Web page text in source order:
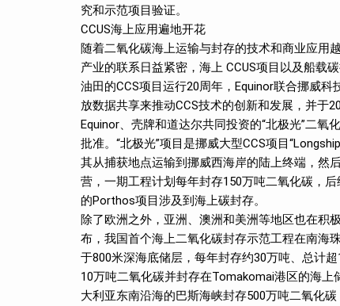
究和示范项目验证。
CCUS海上应用遍地开花
随着二氧化碳海上运输与封存的技术和商业应用
产业的联系日益紧密，海上 CCUS项目以及船载
油田的CCS项目运行20周年，Equinor联合挪威
放数据共享来推动CCS技术的创新和发展，并于
Equinor、壳牌和道达尔共同投资的“北极光”二
批准。“北极光”项目是挪威大型CCS项目
其从捕获地点运输到挪威西海岸的陆上终端，然
营，一期工程计划每年封存150万吨二氧化碳，
的Porthos项目涉及到海上碳封存。
除了欧洲之外，亚洲、澳洲和美洲等地区也在积
布，我国首个海上二氧化碳封存示范工程在南海
于800米深海底储层，每年封存约30万吨、总计
10万吨二氧化碳并封存在Tomakomai港区的海
大利亚东南沿海的巴斯海峡封存500万吨二氧化